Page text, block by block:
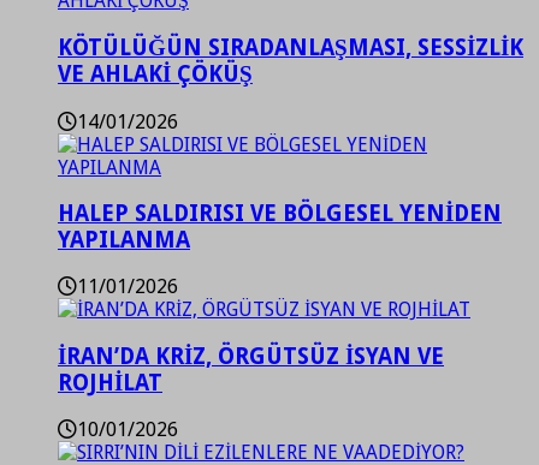
KÖTÜLÜĞÜN SIRADANLAŞMASI, SESSİZLİK
VE AHLAKİ ÇÖKÜŞ
14/01/2026
HALEP SALDIRISI VE BÖLGESEL YENİDEN
YAPILANMA
11/01/2026
İRAN’DA KRİZ, ÖRGÜTSÜZ İSYAN VE
ROJHİLAT
10/01/2026